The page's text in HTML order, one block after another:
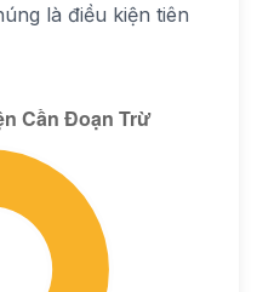
là điều kiện tiên